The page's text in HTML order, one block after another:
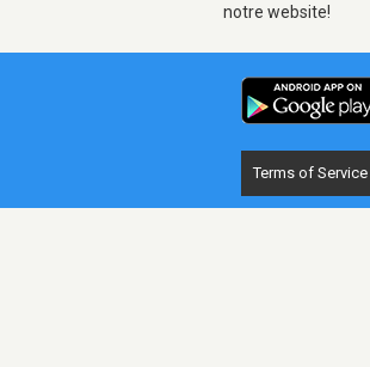
notre website!
Terms of Service